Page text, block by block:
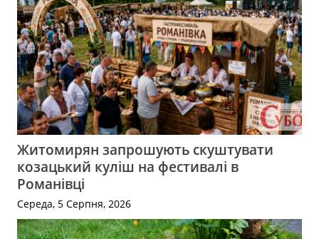
Житомирян запрошують скуштувати
козацький куліш на фестивалі в
Романівці
Середа, 5 Серпня, 2026